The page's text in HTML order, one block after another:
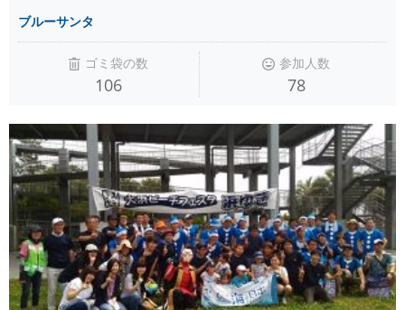
ブルーサンタ
ゴミ袋の数
106
参加人数
78